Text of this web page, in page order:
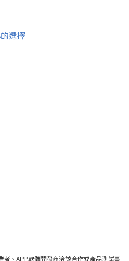
選擇
、APP軟體開發商洽談合作或產品測試事